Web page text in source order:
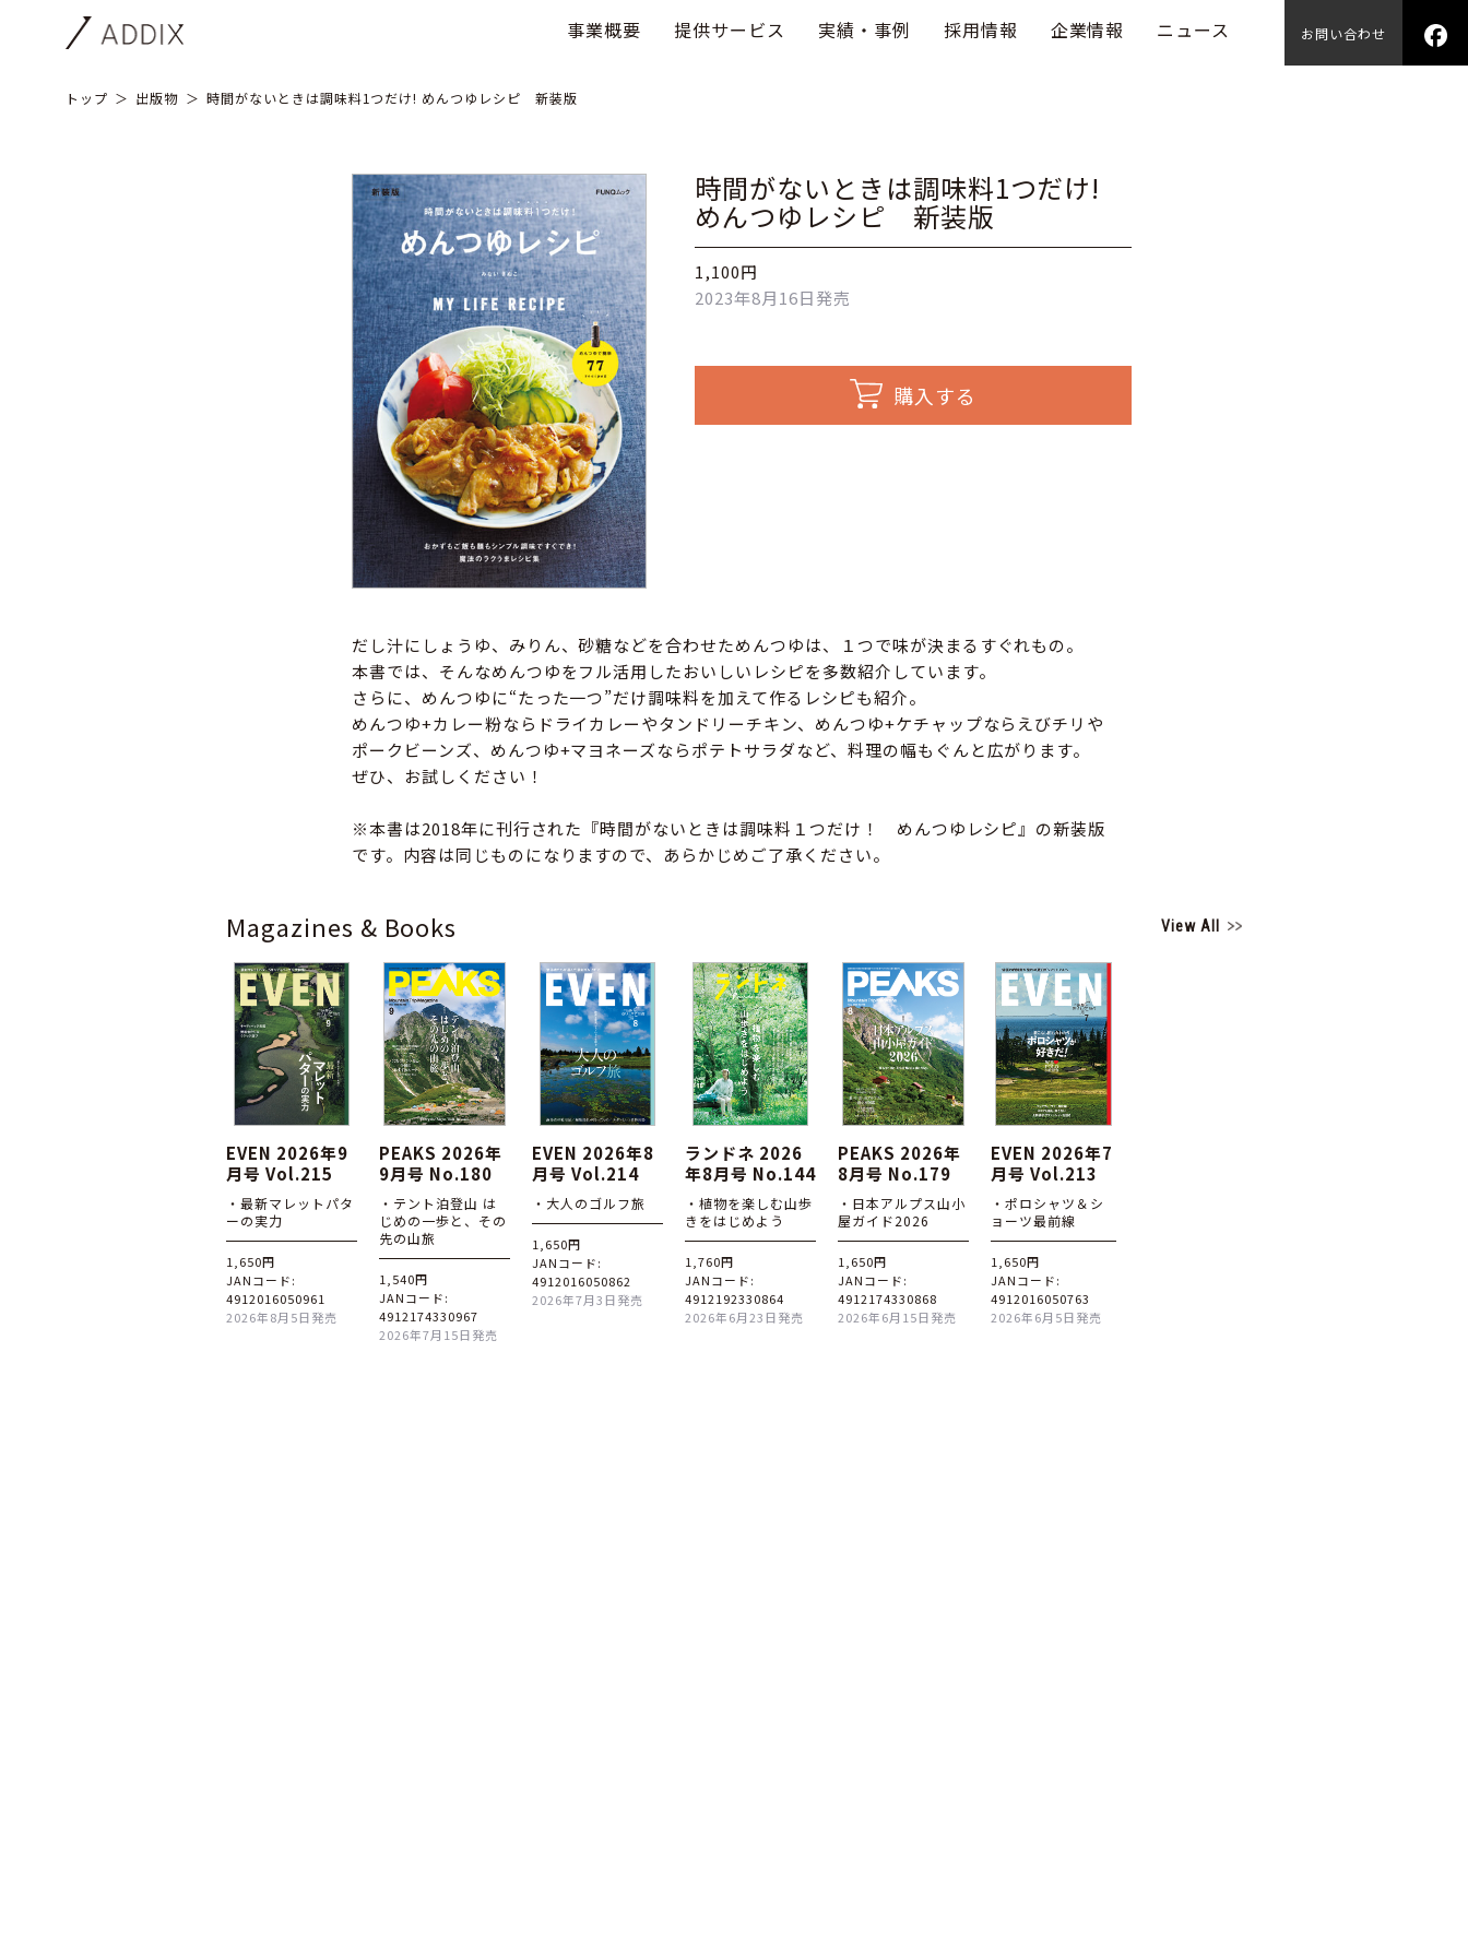
事業概要 提供サービス 実績・事例 採用情報 企業情報 ニュース お問い合わせ
トップ 出版物 時間がないときは調味料1つだけ! めんつゆレシピ 新装版
時間がないときは調味料1つだけ!
めんつゆレシピ 新装版
1,100円
2023年8月16日発売
購入する
だし汁にしょうゆ、みりん、砂糖などを合わせためんつゆは、１つで味が決まるすぐれもの。
本書では、そんなめんつゆをフル活用したおいしいレシピを多数紹介しています。
さらに、めんつゆに“たった一つ”だけ調味料を加えて作るレシピも紹介。
めんつゆ+カレー粉ならドライカレーやタンドリーチキン、めんつゆ+ケチャップならえびチリや
ポークビーンズ、めんつゆ+マヨネーズならポテトサラダなど、料理の幅もぐんと広がります。
ぜひ、お試しください！
※本書は2018年に刊行された『時間がないときは調味料１つだけ！ めんつゆレシピ』の新装版
です。内容は同じものになりますので、あらかじめご了承ください。
Magazines & Books View All
EVEN 2026年9
月号 Vol.215
・最新マレットパタ
ーの実力
1,650円
JANコード:
4912016050961
2026年8月5日発売
PEAKS 2026年
9月号 No.180
・テント泊登山 は
じめの一歩と、その
先の山旅
1,540円
JANコード:
4912174330967
2026年7月15日発売
EVEN 2026年8
月号 Vol.214
・大人のゴルフ旅
1,650円
JANコード:
4912016050862
2026年7月3日発売
ランドネ 2026
年8月号 No.144
・植物を楽しむ山歩
きをはじめよう
1,760円
JANコード:
4912192330864
2026年6月23日発売
PEAKS 2026年
8月号 No.179
・日本アルプス山小
屋ガイド2026
1,650円
JANコード:
4912174330868
2026年6月15日発売
EVEN 2026年7
月号 Vol.213
・ポロシャツ＆シ
ョーツ最前線
1,650円
JANコード:
4912016050763
2026年6月5日発売